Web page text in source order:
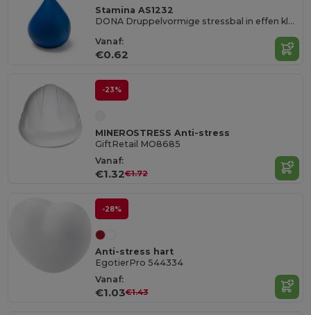
Stamina AS1232
DONA Druppelvormige stressbal in effen kleur PU
Vanaf:
€0.62
-23%
MINEROSTRESS Anti-stress
GiftRetail MO8685
Vanaf:
€1.32€1.72
-28%
Anti-stress hart
EgotierPro 544334
Vanaf:
€1.03€1.43